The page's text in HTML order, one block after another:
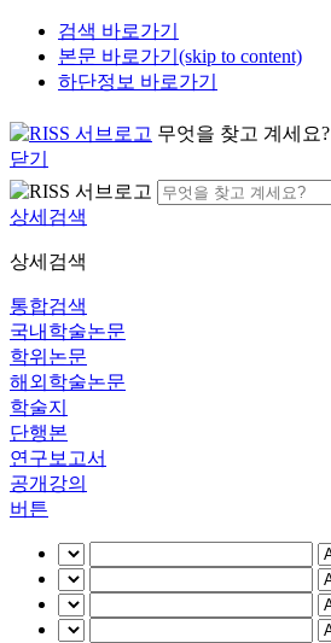
검색 바로가기
본문 바로가기(skip to content)
하단정보 바로가기
무엇을 찾고 계세요?
닫기
상세검색
상세검색
통합검색
국내학술논문
학위논문
해외학술논문
학술지
단행본
연구보고서
공개강의
버튼